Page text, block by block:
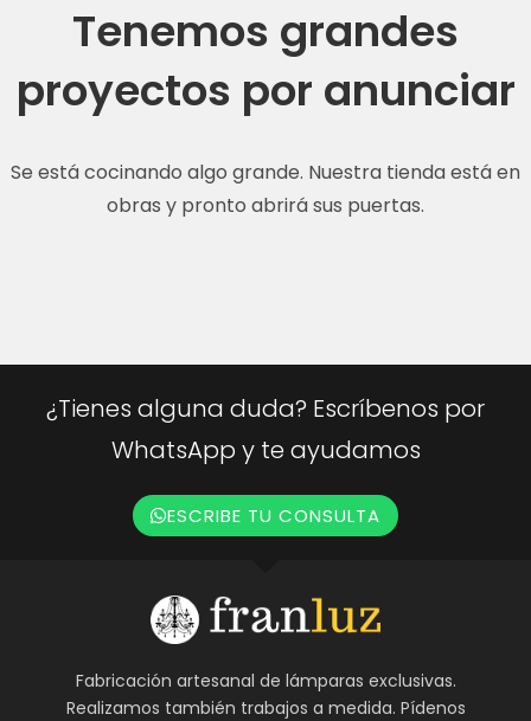
Tenemos grandes
proyectos por anunciar
Se está cocinando algo grande. Nuestra tienda está en
obras y pronto abrirá sus puertas.
¿Tienes alguna duda? Escríbenos por
WhatsApp y te ayudamos
ESCRIBE TU CONSULTA
Fabricación artesanal de lámparas exclusivas.
Realizamos también trabajos a medida. Pídenos